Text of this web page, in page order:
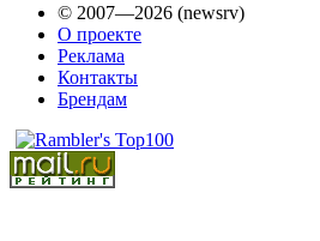
© 2007—2026 (newsrv)
О проекте
Реклама
Контакты
Брендам